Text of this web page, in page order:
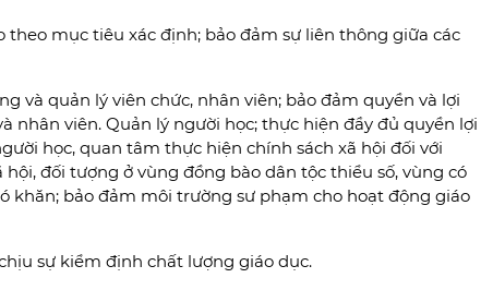
mục tiêu xác định; bảo đảm sự liên thông giữa các
và quản lý viên chức, nhân viên; bảo đảm quyền và lợi
nhân viên. Quản lý người học; thực hiện đầy đủ quyền lợi
học, quan tâm thực hiện chính sách xã hội đối với
đối tượng ở vùng đồng bào dân tộc thiểu số, vùng có
khăn; bảo đảm môi trường sư phạm cho hoạt động giáo
sự kiểm định chất lượng giáo dục.